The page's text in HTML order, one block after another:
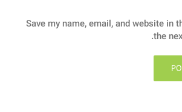
Save my name, email, and website in
the